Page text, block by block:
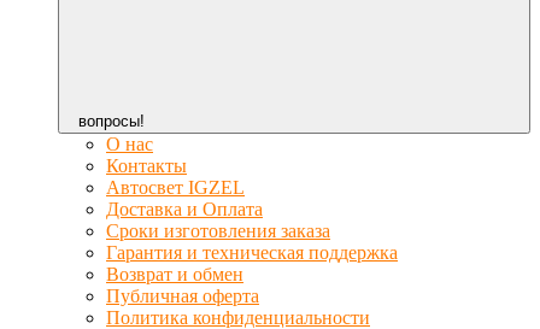
вопросы!
О нас
Контакты
Автосвет IGZEL
Доставка и Оплата
Сроки изготовления заказа
Гарантия и техническая поддержка
Возврат и обмен
Публичная оферта
Политика конфиденциальности